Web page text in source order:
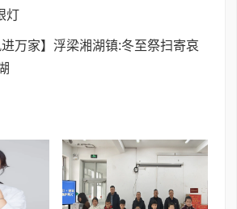
灯
进万家】浮梁湘湖镇:冬至祭扫寄哀